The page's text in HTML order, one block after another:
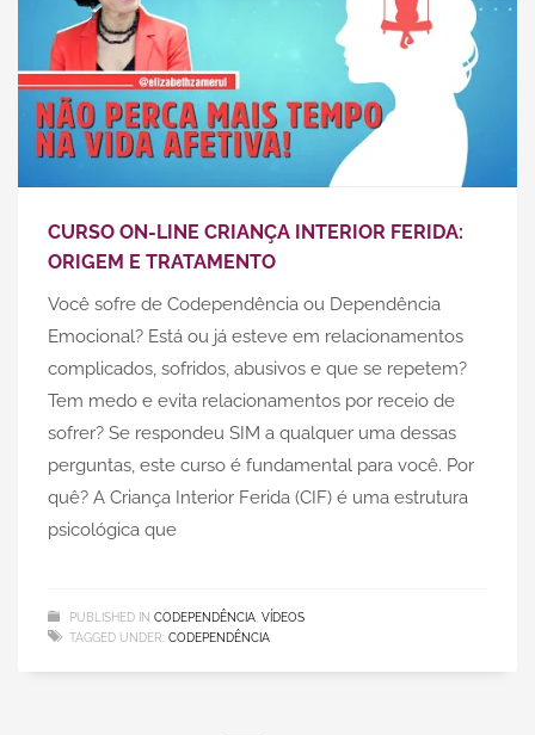
CURSO ON-LINE CRIANÇA INTERIOR FERIDA:
ORIGEM E TRATAMENTO
Você sofre de Codependência ou Dependência
Emocional? Está ou já esteve em relacionamentos
complicados, sofridos, abusivos e que se repetem?
Tem medo e evita relacionamentos por receio de
sofrer? Se respondeu SIM a qualquer uma dessas
perguntas, este curso é fundamental para você. Por
quê? A Criança Interior Ferida (CIF) é uma estrutura
psicológica que
PUBLISHED IN CODEPENDÊNCIA, VÍDEOS
TAGGED UNDER: CODEPENDÊNCIA